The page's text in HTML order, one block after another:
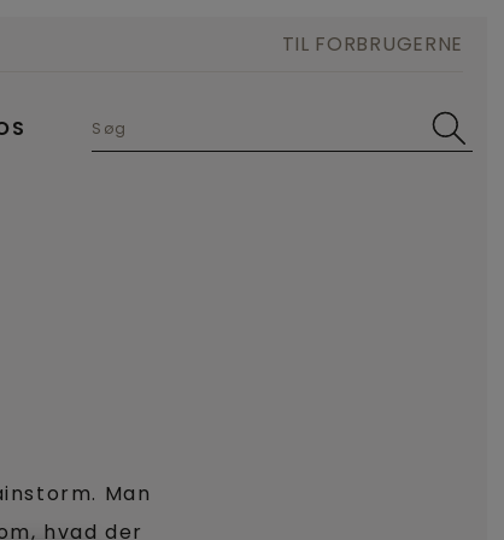
TIL FORBRUGERNE
Man
hvad der